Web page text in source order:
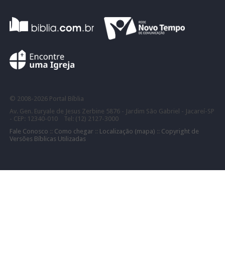
© 2008- 2026 Portal Bíblia
Av. Gen. Euryale de Jesus Zerbine 5876 - Jardim São Gabriel - Jacareí-SP
- CEP: 12340-010 Tel: (12) 2127-3000
Fale Conosco :: Como chegar:: Localização (mapa) :: Copyright de
Versões Bíblicas Utilizadas